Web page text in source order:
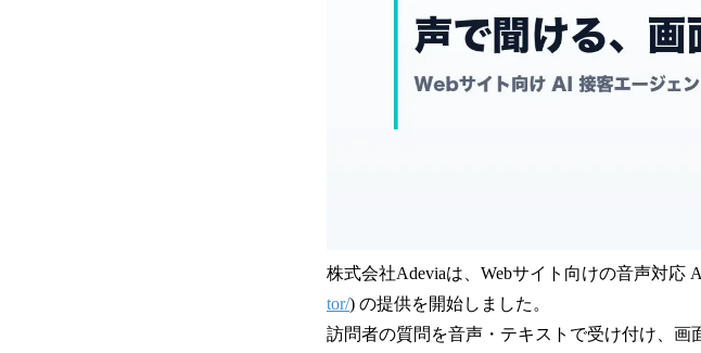
株式会社Adeviaは、Webサイト向けの音声対応
tor/) の提供を開始しました。
訪問者の質問を音声・テキストで受け付け、